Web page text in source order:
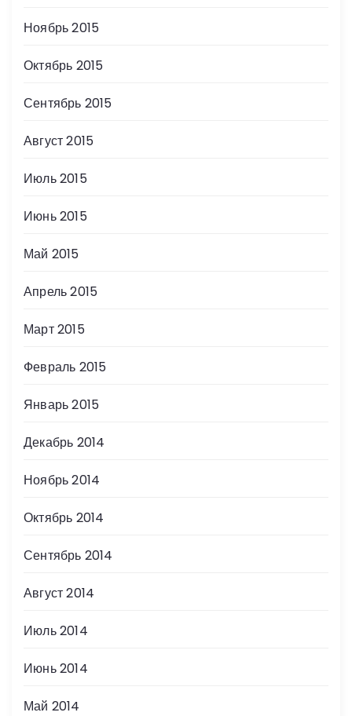
Ноябрь 2015
Октябрь 2015
Сентябрь 2015
Август 2015
Июль 2015
Июнь 2015
Май 2015
Апрель 2015
Март 2015
Февраль 2015
Январь 2015
Декабрь 2014
Ноябрь 2014
Октябрь 2014
Сентябрь 2014
Август 2014
Июль 2014
Июнь 2014
Май 2014